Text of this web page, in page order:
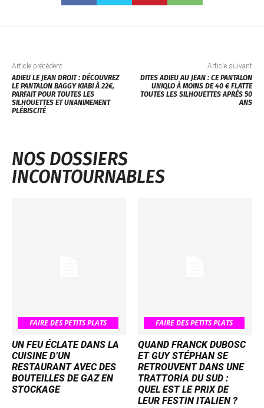
Article précédent
ADIEU LE JEAN DROIT : DÉCOUVREZ
LE PANTALON BAGGY KIABI À 22€,
PARFAIT POUR TOUTES LES
SILHOUETTES ET UNANIMEMENT
PLÉBISCITÉ
Article suivant
DITES ADIEU AU JEAN : CE PANTALON
UNIQLO À MOINS DE 40 € FLATTE
TOUTES LES SILHOUETTES APRÈS 50
ANS
NOS DOSSIERS
INCONTOURNABLES
FAIRE DES PETITS PLATS
UN FEU ÉCLATE DANS LA
CUISINE D’UN
RESTAURANT AVEC DES
BOUTEILLES DE GAZ EN
STOCKAGE
FAIRE DES PETITS PLATS
QUAND FRANCK DUBOSC
ET GUY STÉPHAN SE
RETROUVENT DANS UNE
TRATTORIA DU SUD :
QUEL EST LE PRIX DE
LEUR FESTIN ITALIEN ?